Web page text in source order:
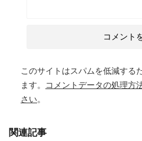
このサイトはスパムを低減する
ます。
コメントデータの処理方
さい。
関連記事